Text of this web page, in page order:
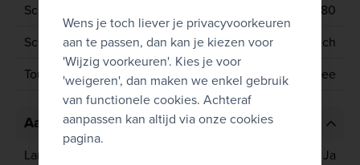
Schermresolutie
1920x1080
Schermgrootte
15.6 inch
Touchscreen
Nee
Aansluitingen
Lan poort
Ja
Wens je toch liever je privacyvoorkeuren
aan te passen, dan kan je kiezen voor
'Wijzig voorkeuren'. Kies je voor
'weigeren', dan maken we enkel gebruik
van functionele cookies. Achteraf
aanpassen kan altijd via onze cookies
pagina.